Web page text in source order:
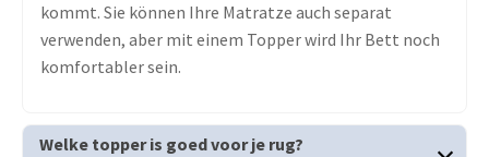
kommt. Sie können Ihre Matratze auch separat
verwenden, aber mit einem Topper wird Ihr Bett noch
komfortabler sein.
Welke topper is goed voor je rug?